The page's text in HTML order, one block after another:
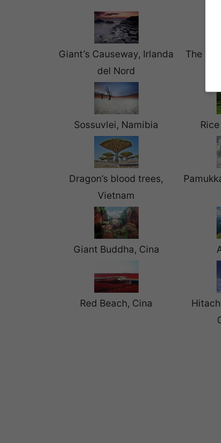
Giant’s Causeway, Irlanda
del Nord
The
Sossuvlei, Namibia
Dragon’s blood trees,
Vietnam
Giant Buddha, Cina
Red Beach, Cina